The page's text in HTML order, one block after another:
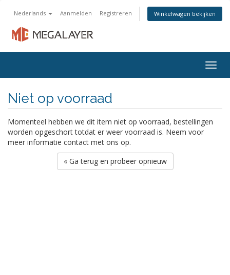
Nederlands Aanmelden Registreren Winkelwagen bekijken
Niet op voorraad
Momenteel hebben we dit item niet op voorraad, bestellingen
worden opgeschort totdat er weer voorraad is. Neem voor
meer informatie contact met ons op.
« Ga terug en probeer opnieuw